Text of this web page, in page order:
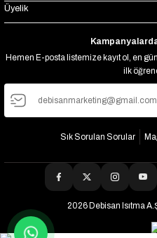
Üyelik
Hemen E-posta listemize kayıt ol, en
ilk
Sık Sorulan Sorular
2026 Debisan Isıtma